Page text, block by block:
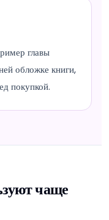
главы
обложке книги,
покупкой.
чаще